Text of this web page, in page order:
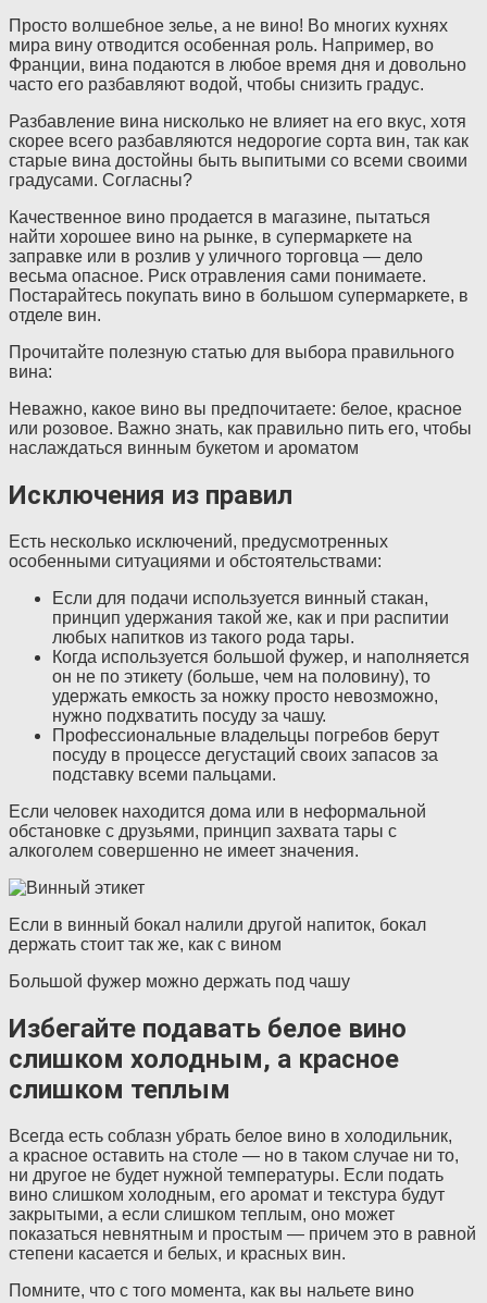
Просто волшебное зелье, а не вино! Во многих кухнях
мира вину отводится особенная роль. Например, во
Франции, вина подаются в любое время дня и довольно
часто его разбавляют водой, чтобы снизить градус.
Разбавление вина нисколько не влияет на его вкус, хотя
скорее всего разбавляются недорогие сорта вин, так как
старые вина достойны быть выпитыми со всеми своими
градусами. Согласны?
Качественное вино продается в магазине, пытаться
найти хорошее вино на рынке, в супермаркете на
заправке или в розлив у уличного торговца — дело
весьма опасное. Риск отравления сами понимаете.
Постарайтесь покупать вино в большом супермаркете, в
отделе вин.
Прочитайте полезную статью для выбора правильного
вина:
Неважно, какое вино вы предпочитаете: белое, красное
или розовое. Важно знать, как правильно пить его, чтобы
наслаждаться винным букетом и ароматом
Исключения из правил
Есть несколько исключений, предусмотренных
особенными ситуациями и обстоятельствами:
Если для подачи используется винный стакан,
принцип удержания такой же, как и при распитии
любых напитков из такого рода тары.
Когда используется большой фужер, и наполняется
он не по этикету (больше, чем на половину), то
удержать емкость за ножку просто невозможно,
нужно подхватить посуду за чашу.
Профессиональные владельцы погребов берут
посуду в процессе дегустаций своих запасов за
подставку всеми пальцами.
Если человек находится дома или в неформальной
обстановке с друзьями, принцип захвата тары с
алкоголем совершенно не имеет значения.
Если в винный бокал налили другой напиток, бокал
держать стоит так же, как с вином
Большой фужер можно держать под чашу
Избегайте подавать белое вино
слишком холодным, а красное
слишком теплым
Всегда есть соблазн убрать белое вино в холодильник,
а красное оставить на столе — но в таком случае ни то,
ни другое не будет нужной температуры. Если подать
вино слишком холодным, его аромат и текстура будут
закрытыми, а если слишком теплым, оно может
показаться невнятным и простым — причем это в равной
степени касается и белых, и красных вин.
Помните, что с того момента, как вы нальете вино